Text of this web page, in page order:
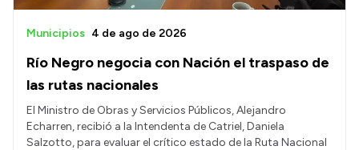
Río Negro negocia con Nación el traspaso de
las rutas nacionales
Municipios 4 de ago de 2026
El Ministro de Obras y Servicios Públicos, Alejandro
Echarren, recibió a la Intendenta de Catriel, Daniela
Salzotto, para evaluar el crítico estado de la Ruta Nacional